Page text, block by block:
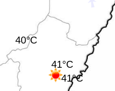
41°C
41°C
40°C